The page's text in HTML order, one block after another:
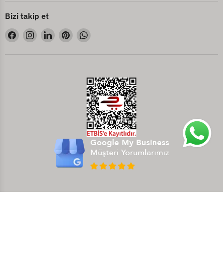
Bizi takip et
Bizi
Facebook&#39;de
bul
Bizi
Instagram&#39;de
bul
Bizi
LinkedIn&#39;de
bul
Bizi
Pinterest&#39;de
bul
Bizi
bul